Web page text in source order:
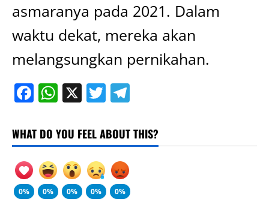
asmaranya pada 2021. Dalam
waktu dekat, mereka akan
melangsungkan pernikahan.
Facebook
WhatsApp
X Twitter
WHAT DO YOU FEEL ABOUT THIS?
0%
0%
0%
0%
0%